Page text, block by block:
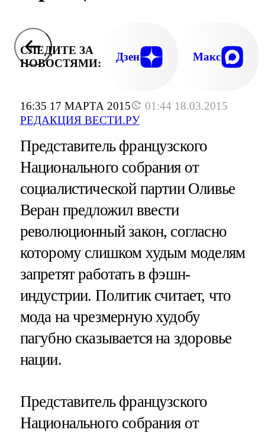
16:35 17 МАРТА 2015
01:44 18.03.2015
РЕДАКЦИЯ ВЕСТИ.РУ
СЛЕДИТЕ ЗА
НОВОСТЯМИ:
Дзен Макс
Представитель французского
Национального собрания от
социалистической партии Оливье
Веран предложил ввести
революционный закон, согласно
которому слишком худым моделям
запретят работать в фэшн-
индустрии. Политик считает, что
мода на чрезмерную худобу
пагубно сказывается на здоровье
нации.
Представитель французского
Национального собрания от